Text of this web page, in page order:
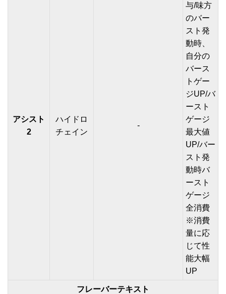
アシスト
2
ハイドロ
チェイン
-
与/味方
のバー
スト発
動時、
自分の
バース
トゲー
ジUP/バ
ースト
ゲージ
最大値
UP/バー
スト発
動時バ
ースト
ゲージ
全消費
※消費
量に応
じて性
能大幅
UP
フレーバーテキスト